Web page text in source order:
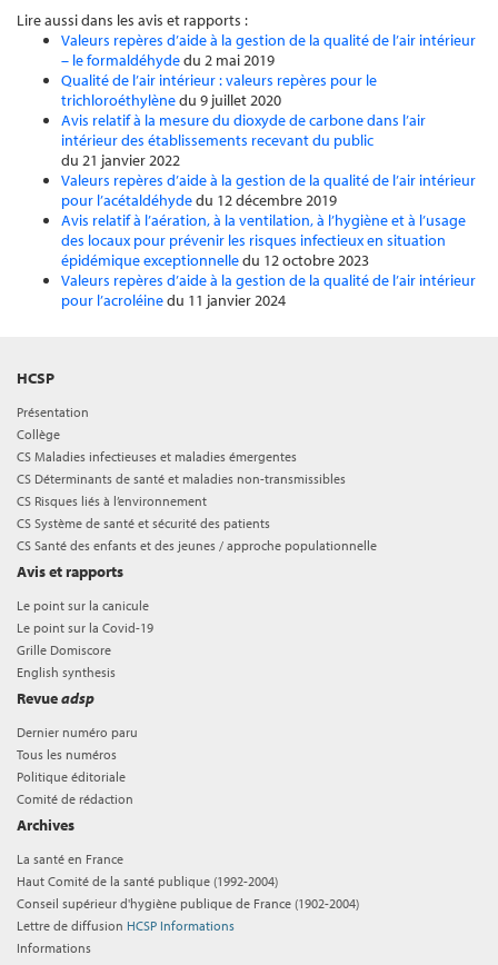
Lire aussi dans les avis et rapports :
Valeurs repères d’aide à la gestion de la qualité de l’air intérieur
– le formaldéhydedu 2 mai 2019
Qualité de l’air intérieur : valeurs repères pour le
trichloroéthylènedu 9 juillet 2020
Avis relatif à la mesure du dioxyde de carbone dans l’air
intérieur des établissements recevant du public
du 21 janvier 2022
Valeurs repères d’aide à la gestion de la qualité de l’air intérieur
pour l’acétaldéhydedu 12 décembre 2019
Avis relatif à l’aération, à la ventilation, à l’hygiène et à l’usage
des locaux pour prévenir les risques infectieux en situation
épidémique exceptionnelledu 12 octobre 2023
Valeurs repères d’aide à la gestion de la qualité de l’air intérieur
pour l’acroléinedu 11 janvier 2024
HCSP
Présentation
Collège
CS Maladies infectieuses et maladies émergentes
CS Déterminants de santé et maladies non-transmissibles
CS Risques liés à l’environnement
CS Système de santé et sécurité des patients
CS Santé des enfants et des jeunes / approche populationnelle
Avis et rapports
Le point sur la canicule
Le point sur la Covid-19
Grille Domiscore
English synthesis
Revueadsp
Dernier numéro paru
Tous les numéros
Politique éditoriale
Comité de rédaction
Archives
La santé en France
Haut Comité de la santé publique (1992-2004)
Conseil supérieur d'hygiène publique de France (1902-2004)
Lettre de diffusion HCSP Informations
Informations